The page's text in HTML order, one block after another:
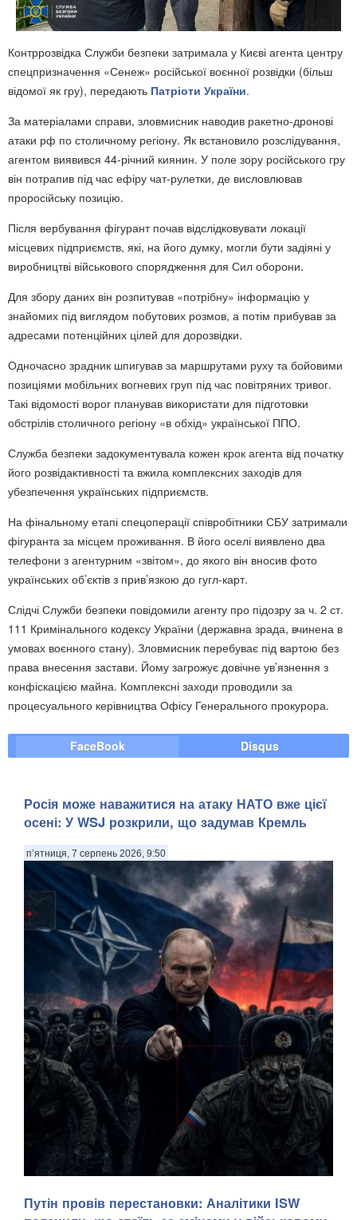
Контррозвідка Служби безпеки затримала у Києві агента центру
спецпризначення «Сенеж» російської воєнної розвідки (більш
відомої як гру), передають Патріоти України.
За матеріалами справи, зловмисник наводив ракетно-дронові
атаки рф по столичному регіону. Як встановило розслідування,
агентом виявився 44-річний киянин. У поле зору російського гру
він потрапив під час ефіру чат-рулетки, де висловлював
проросійську позицію.
Після вербування фігурант почав відслідковувати локації
місцевих підприємств, які, на його думку, могли бути задіяні у
виробництві військового спорядження для Сил оборони.
Для збору даних він розпитував «потрібну» інформацію у
знайомих під виглядом побутових розмов, а потім прибував за
адресами потенційних цілей для дорозвідки.
Одночасно зрадник шпигував за маршрутами руху та бойовими
позиціями мобільних вогневих груп під час повітряних тривог.
Такі відомості ворог планував використати для підготовки
обстрілів столичного регіону «в обхід» української ППО.
Служба безпеки задокументувала кожен крок агента від початку
його розвідактивності та вжила комплексних заходів для
убезпечення українських підприємств.
На фінальному етапі спецоперації співробітники СБУ затримали
фігуранта за місцем проживання. В його оселі виявлено два
телефони з агентурним «звітом», до якого він вносив фото
українських об’єктів з прив’язкою до гугл-карт.
Слідчі Служби безпеки повідомили агенту про підозру за ч. 2 ст.
111 Кримінального кодексу України (державна зрада, вчинена в
умовах воєнного стану). Зловмисник перебуває під вартою без
права внесення застави. Йому загрожує довічне ув’язнення з
конфіскацією майна. Комплексні заходи проводили за
процесуального керівництва Офісу Генерального прокурора.
FaceBook Disqus
Росія може наважитися на атаку НАТО вже цієї
осені: У WSJ розкрили, що задумав Кремль
п’ятниця, 7 серпень 2026, 9:50
Росія може спробувати здійснити обмежену військову
атаку на одну з країн НАТО вже восени 2026 року. Про це
Путін провів перестановки: Аналітики ISW